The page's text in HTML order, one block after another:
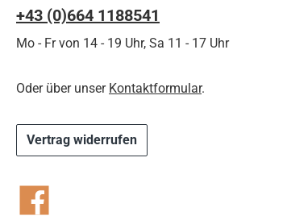
+43 (0)664 1188541‬
Mo - Fr von 14 - 19 Uhr, Sa 11 - 17 Uhr
Oder über unser Kontaktformular.
Vertrag widerrufen
Facebook